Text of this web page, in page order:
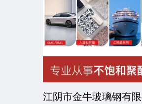
京华派克邯郸机械科技